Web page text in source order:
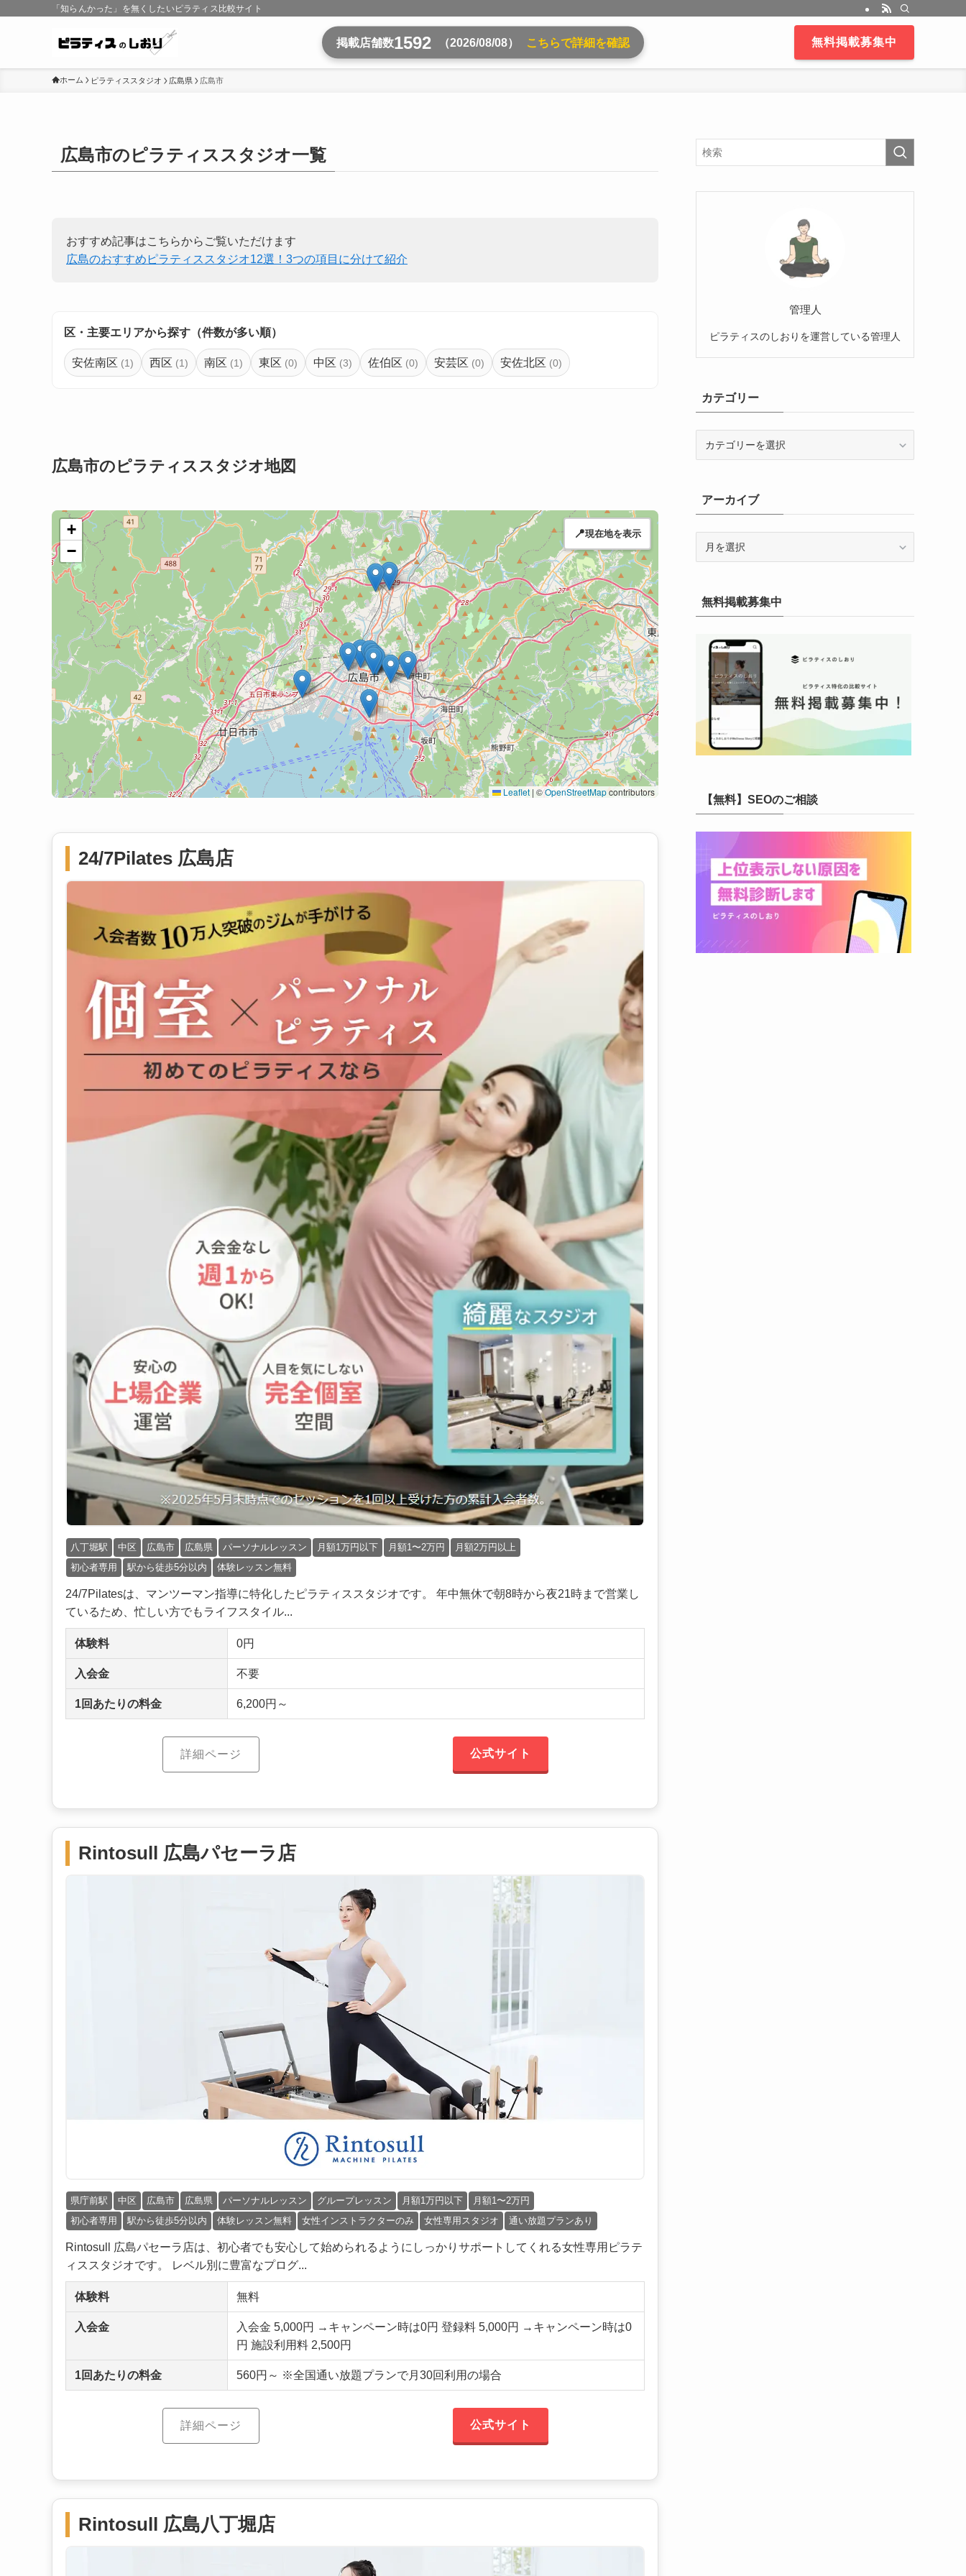
「知らんかった」を無くしたいピラティス比較サイト
無料掲載募集中
掲載店舗数1592 （2026/08/08） こちらで詳細を確認
ホーム ピラティススタジオ 広島県 広島市
広島市のピラティススタジオ一覧
おすすめ記事はこちらからご覧いただけます
広島のおすすめピラティススタジオ12選！3つの項目に分けて紹介
区・主要エリアから探す（件数が多い順）
安佐南区 (1) 西区 (1) 南区 (1) 東区 (0) 中区 (3) 佐伯区 (0) 安芸区 (0) 安佐北区 (0)
広島市のピラティススタジオ地図
+
−
Leaflet | ©OpenStreetMapcontributors
📍現在地を表示
24/7Pilates 広島店
八丁堀駅 中区 広島市 広島県 パーソナルレッスン 月額1万円以下 月額1〜2万円
月額2万円以上
初心者専用
駅から徒歩5分以内 体験レッスン無料
24/7Pilatesは、マンツーマン指導に特化したピラティススタジオです。 年中無休で朝8時から夜21時まで営業し
ているため、忙しい方でもライフスタイル...
体験料 0円
入会金 不要
1回あたりの料金 6,200円～
詳細ページ 公式サイト
Rintosull 広島パセーラ店
県庁前駅 中区 広島市 広島県 パーソナルレッスン グループレッスン 月額1万円以下
月額1〜2万円
初心者専用
駅から徒歩5分以内 体験レッスン無料 女性インストラクターのみ 女性専用スタジオ 通い放題プランあり
Rintosull 広島パセーラ店は、初心者でも安心して始められるようにしっかりサポートしてくれる女性専用ピラテ
ィススタジオです。 レベル別に豊富なプログ...
体験料 無料
入会金
入会金 5,000円 →キャンペーン時は0円 登録料 5,000円 →キャンペーン時は0
円 施設利用料 2,500円
1回あたりの料金 560円～ ※全国通い放題プランで月30回利用の場合
詳細ページ 公式サイト
Rintosull 広島八丁堀店
管理人
ピラティスのしおりを運営している管理人
カテゴリー
ーアーカイブ
ブ無料掲載募集中
【無料】SEOのご相談